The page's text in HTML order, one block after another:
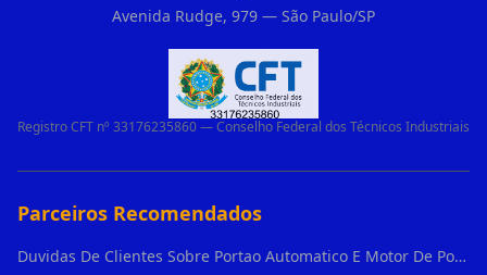
Avenida Rudge, 979 — São Paulo/SP
Registro CFT nº 33176235860 — Conselho Federal dos Técnicos Industriais
Parceiros Recomendados
Duvidas De Clientes Sobre Portao Automatico E Motor De Portao Motor De Portao Suspenso